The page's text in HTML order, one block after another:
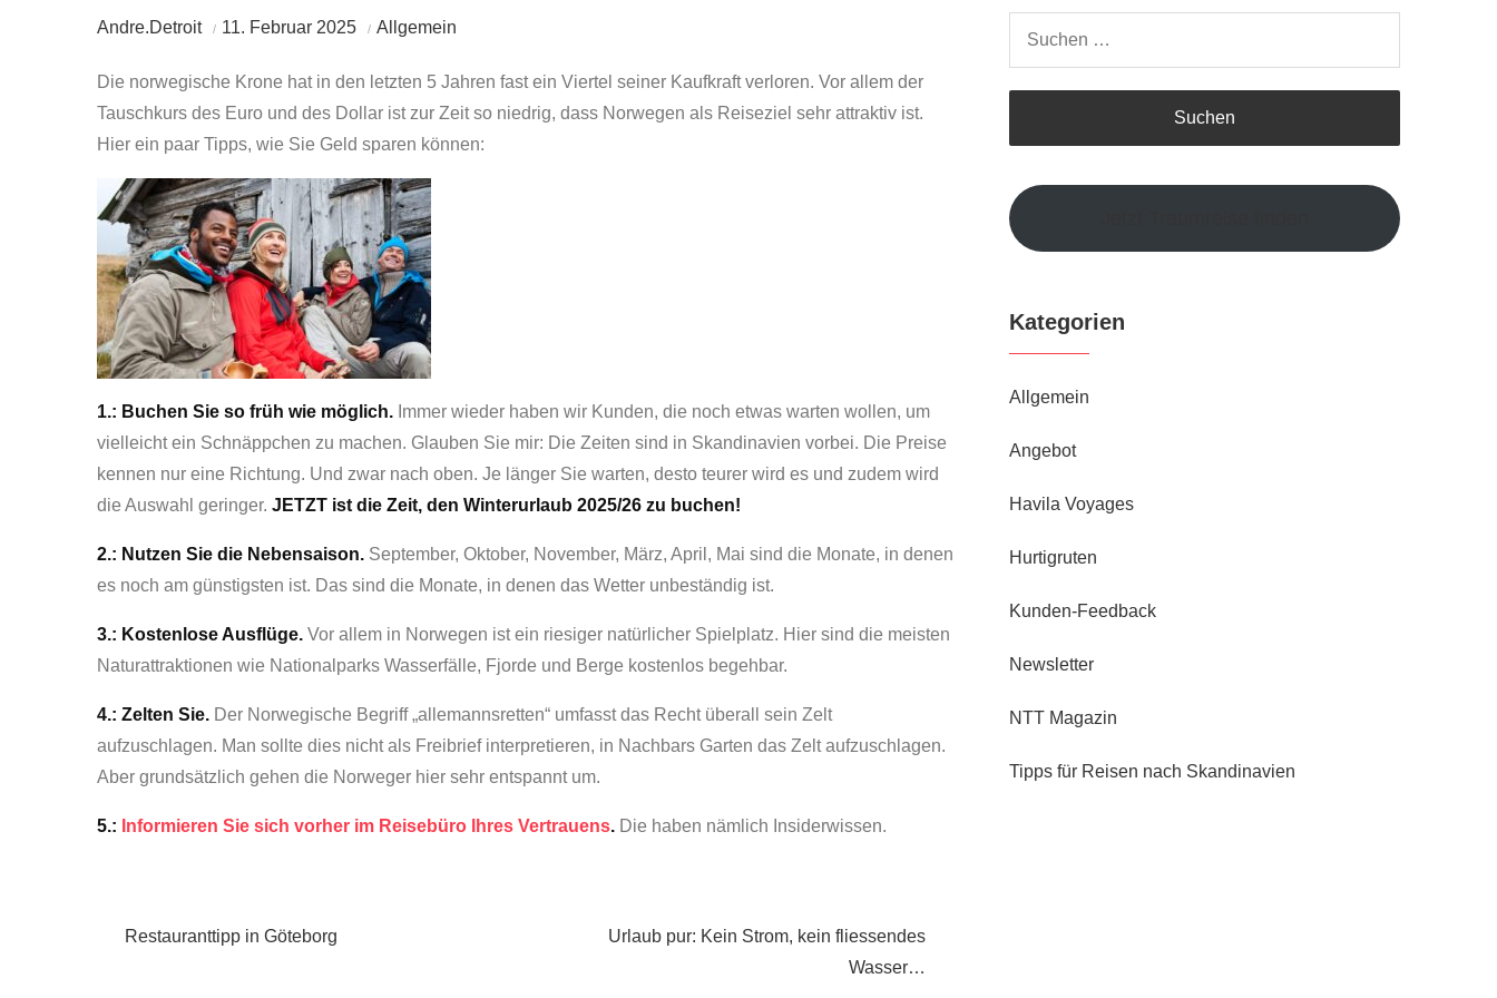
Andre.Detroit 11. Februar 2025 Allgemein
Die norwegische Krone hat in den letzten 5 Jahren fast ein Viertel seiner Kaufkraft verloren. Vor allem der
Tauschkurs des Euro und des Dollar ist zur Zeit so niedrig, dass Norwegen als Reiseziel sehr attraktiv ist.
Hier ein paar Tipps, wie Sie Geld sparen können:
1.: Buchen Sie so früh wie möglich. Immer wieder haben wir Kunden, die noch etwas warten wollen, um
vielleicht ein Schnäppchen zu machen. Glauben Sie mir: Die Zeiten sind in Skandinavien vorbei. Die Preise
kennen nur eine Richtung. Und zwar nach oben. Je länger Sie warten, desto teurer wird es und zudem wird
die Auswahl geringer. JETZT ist die Zeit, den Winterurlaub 2025/26 zu buchen!
2.: Nutzen Sie die Nebensaison. September, Oktober, November, März, April, Mai sind die Monate, in denen
es noch am günstigsten ist. Das sind die Monate, in denen das Wetter unbeständig ist.
3.: Kostenlose Ausflüge. Vor allem in Norwegen ist ein riesiger natürlicher Spielplatz. Hier sind die meisten
Naturattraktionen wie Nationalparks Wasserfälle, Fjorde und Berge kostenlos begehbar.
4.: Zelten Sie. Der Norwegische Begriff „allemannsretten“ umfasst das Recht überall sein Zelt
aufzuschlagen. Man sollte dies nicht als Freibrief interpretieren, in Nachbars Garten das Zelt aufzuschlagen.
Aber grundsätzlich gehen die Norweger hier sehr entspannt um.
5.: Informieren Sie sich vorher im Reisebüro Ihres Vertrauens. Die haben nämlich Insiderwissen.
Beitragsnavigation
Restauranttipp in Göteborg
Urlaub pur: Kein Strom, kein fliessendes
Wasser…
Kategorien
Allgemein
Angebot
Havila Voyages
Hurtigruten
Kunden-Feedback
Newsletter
NTT Magazin
Tipps für Reisen nach Skandinavien